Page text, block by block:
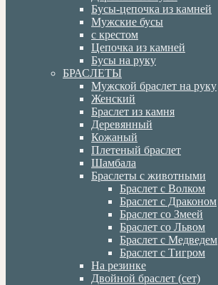
Бусы-цепочка из камней
Мужские бусы
с крестом
Цепочка из камней
Бусы на руку
БРАСЛЕТЫ
Мужской браслет на руку
Женский
Браслет из камня
Деревянный
Кожаный
Плетеный браслет
Шамбала
Браслеты с животными
Браслет с Волком
Браслет с Драконом
Браслет со Змеей
Браслет со Львом
Браслет с Медведем
Браслет с Тигром
На резинке
Двойной браслет (сет)